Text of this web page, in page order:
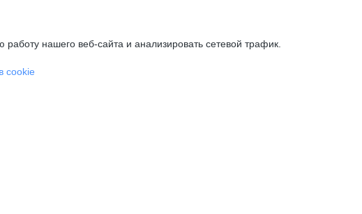
нашего веб-сайта и анализировать сетевой трафик.
cookie